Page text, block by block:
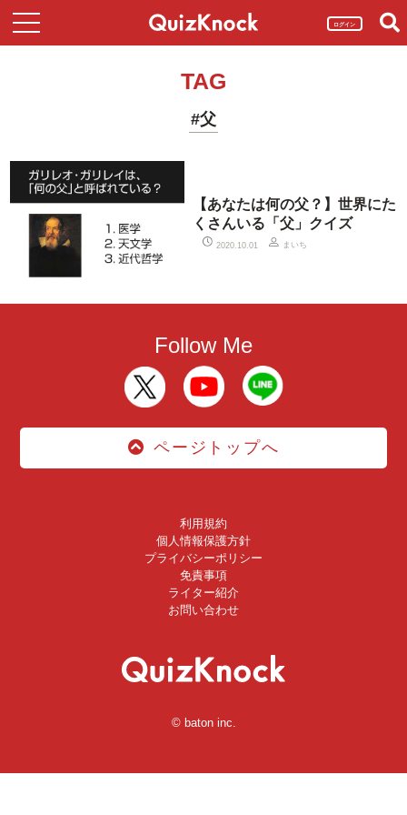
ログイン
TAG
#父
【あなたは何の父？】世界にた
くさんいる「父」クイズ
2020.10.01 まいち
Follow Me
ページトップへ
利用規約
個人情報保護方針
プライバシーポリシー
免責事項
ライター紹介
お問い合わせ
© baton inc.